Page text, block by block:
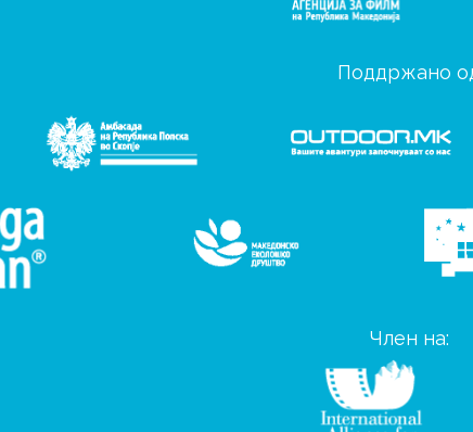
Поддржано
Член на: